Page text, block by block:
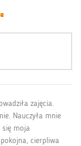
zajęcia.
Nauczyła mnie
się moja
cierpliwa